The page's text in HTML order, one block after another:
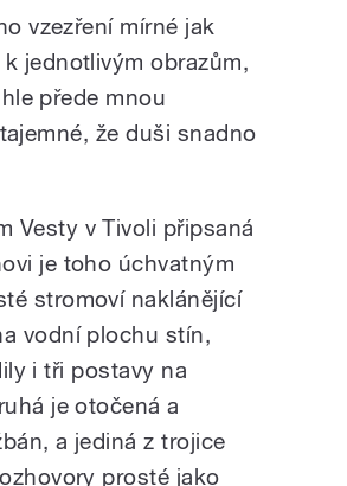
vzezření mírné jak
jednotlivým obrazům,
přede mnou
že duši snadno
Vesty v Tivoli připsaná
je toho úchvatným
stromoví naklánějící
vodní plochu stín,
i tři postavy na
je otočená a
a jediná z trojice
prosté jako